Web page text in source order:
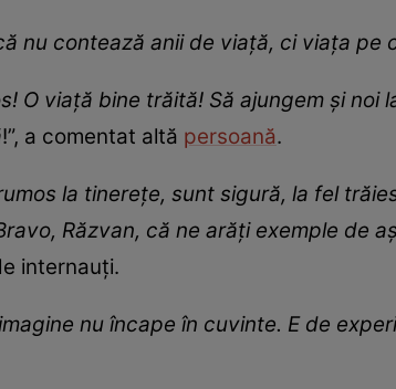
nu contează anii de viață, ci viața pe
O viață bine trăită! Să ajungem și
!”, a comentat altă persoană.
la tinerețe, sunt sigură, la fel
Răzvan, că ne arăți exemple de
internauți.
nu încape în cuvinte. E de